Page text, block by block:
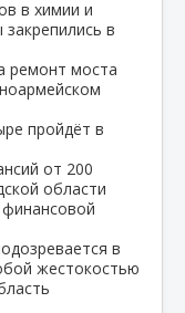
в химии и
в
ремонт моста
пройдёт в
от 200
области
в
жестокостью